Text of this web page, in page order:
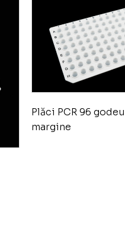
Plăci PCR 96
margine